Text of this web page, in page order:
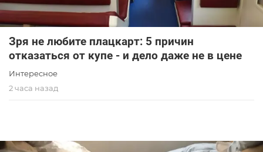
Зря не любите плацкарт: 5 причин
отказаться от купе - и дело даже не в цене
Интересное
2 часа назад